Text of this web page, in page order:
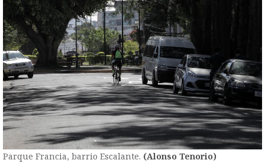
Parque Francia, barrio Escalante. (Alonso Tenorio)